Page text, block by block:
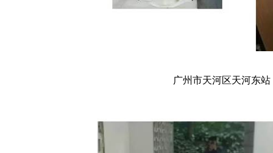
广州市天河区天河东